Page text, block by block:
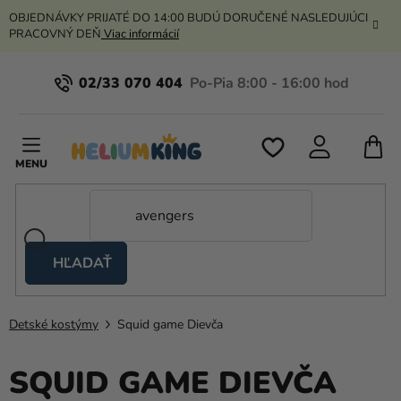
Prejsť
na
OBJEDNÁVKY PRIJATÉ DO 14:00 BUDÚ DORUČENÉ NASLEDUJÚCI
PRACOVNÝ DEŇ Viac informácií
02/33 070 404
HĽADAŤ
stany
Kanekalon
Hélium
a
Detské kostýmy Squid game Dievča
SQUID GAME DIEVČA